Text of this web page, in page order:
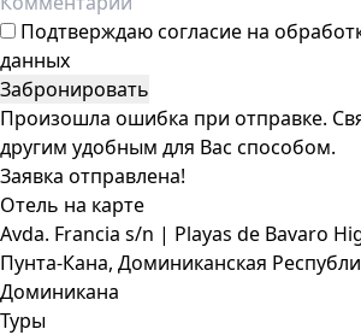
Подтверждаюсогласие на
данных
Забронировать
Произошла ошибка при отправке.
другим удобным для Вас способом.
Заявка отправлена!
Отель на карте
Avda. Francia s/n | Playas de Bavaro
Пунта-Кана, Доминиканская
Доминикана
Туры